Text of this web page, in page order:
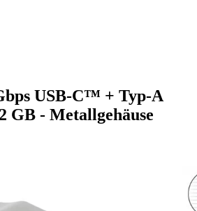
USB-C™ + Typ-A
GB - Metallgehäuse